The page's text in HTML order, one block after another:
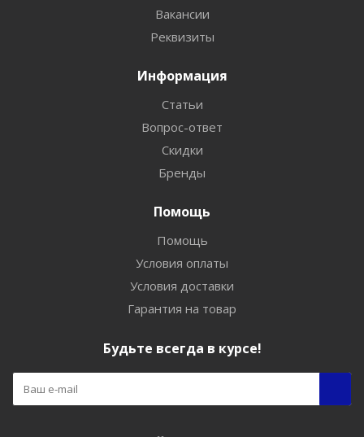
Вакансии
Реквизиты
Информация
Статьи
Вопрос-ответ
Скидки
Бренды
Помощь
Помощь
Условия оплаты
Условия доставки
Гарантия на товар
Будьте всегда в курсе!